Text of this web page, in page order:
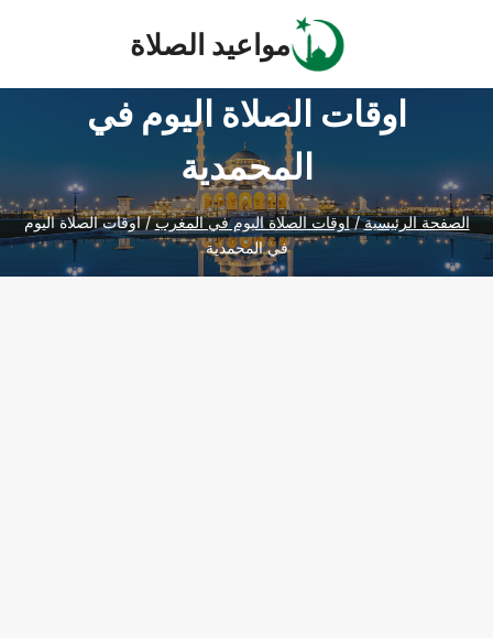
مواعيد الصلاة
اوقات الصلاة اليوم في
المحمدية
الصفحة الرئيسية/اوقات الصلاة اليوم في المغرب/اوقات الصلاة اليوم
في المحمدية